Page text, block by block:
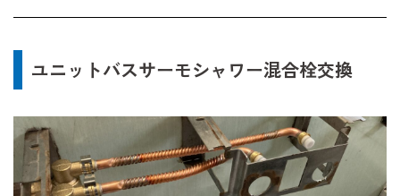
ユニットバスサーモシャワー混合栓交換